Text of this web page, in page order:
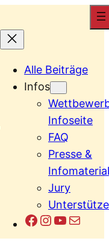
Alle Beiträge
Infos
Infoseite
FAQ
Presse &
Infomaterial
Jury
Facebook
Instagram
E-Mail